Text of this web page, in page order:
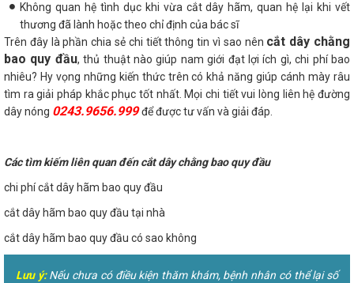
Không quan hệ tình dục khi vừa cắt dây hãm, quan hệ lại khi vết
thương đã lành hoặc theo chỉ định của bác sĩ
Trên đây là phần chia sẻ chi tiết thông tin vì sao nên cắt dây chằng
bao quy đầu, thủ thuật nào giúp nam giới đạt lợi ích gì, chi phí bao
nhiêu? Hy vọng những kiến thức trên có khả năng giúp cánh mày râu
tìm ra giải pháp khắc phục tốt nhất. Mọi chi tiết vui lòng liên hệ đường
dây nóng 0243.9656.999để được tư vấn và giải đáp.
Các tìm kiếm liên quan đến cắt dây chằng bao quy đầu
chi phí cắt dây hãm bao quy đầu
cắt dây hãm bao quy đầu tại nhà
cắt dây hãm bao quy đầu có sao không
Lưu ý:Nếu chưa có điều kiện thăm khám, bệnh nhân có thể lại số